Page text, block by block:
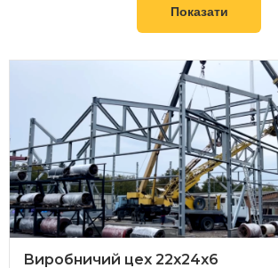
Показати
Виробничий цех 22х24х6